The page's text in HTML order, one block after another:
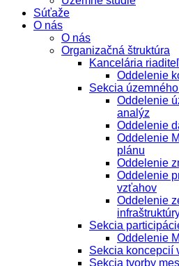
Súťaže
O nás
O nás
Organizačná štruktúra
Kancelária
Oddelenie
Sekcia
Oddelenie
analýz
Oddelenie
Oddelenie
plánu
Oddelenie
Oddelenie
vzťahov
Oddelenie
Sekcia
Oddelenie
Sekcia koncepcií
Sekcia tvorby